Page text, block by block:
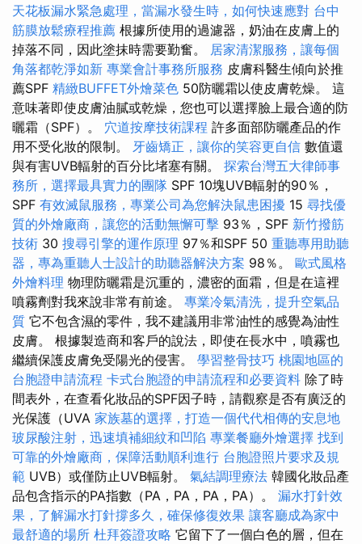
天花板漏水緊急處理，當漏水發生時，如何快速應對 台中
筋膜放鬆療程推薦 根據所使用的過濾器，奶油在皮膚上的
掉落不同，因此塗抹時需要勤奮。 居家清潔服務，讓每個
角落都乾淨如新 專業會計事務所服務 皮膚科醫生傾向於推
薦SPF 精緻BUFFET外燴菜色 50防曬霜以使皮膚乾燥。 這
意味著即使皮膚油膩或乾燥，您也可以選擇臉上最合適的防
曬霜（SPF）。 穴道按摩技術課程 許多面部防曬產品的作
用不受化妝的限制。 牙齒矯正，讓你的笑容更自信 數值還
與有害UVB輻射的百分比堵塞有關。 探索台灣五大律師事
務所，選擇最具實力的團隊 SPF 10塊UVB輻射的90％，
SPF 有效滅鼠服務，專業公司為您解決鼠患困擾 15 尋找優
質的外燴廠商，讓您的活動無懈可擊 93％，SPF 新竹撥筋
技術 30 搜尋引擎的運作原理 97％和SPF 50 重聽專用助聽
器，專為重聽人士設計的助聽器解決方案 98％。 歐式風格
外燴料理 物理防曬霜是沉重的，濃密的面霜，但是在這裡
噴霧劑對我來說非常有前途。 專業冷氣清洗，提升空氣品
質 它不包含濕的零件，我不建議用非常油性的感覺為油性
皮膚。 根據製造商和客戶的說法，即使在長水中，噴霧也
繼續保護皮膚免受陽光的侵害。 學習整骨技巧 桃園地區的
台胞證申請流程 卡式台胞證的申請流程和必要資料 除了時
間表外，在查看化妝品的SPF因子時，請觀察是否有廣泛的
光保護（UVA 家族墓的選擇，打造一個代代相傳的安息地
玻尿酸注射，迅速填補細紋和凹陷 專業餐廳外燴選擇 找到
可靠的外燴廠商，保障活動順利進行 台胞證照片要求及規
範 UVB）或僅防止UVB輻射。 氣結調理療法 韓國化妝品產
品包含指示的PA指數（PA，PA，PA，PA）。 漏水打針效
果，了解漏水打針撐多久，確保修復效果 讓客廳成為家中
最舒適的場所 杜拜簽證攻略 它留下了一個白色的層，但在